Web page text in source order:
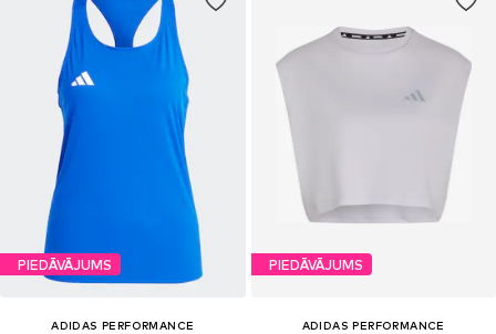
PIEDĀVĀJUMS
ADIDAS PERFORMANCE
PIEDĀVĀJUMS
ADIDAS PERFORMANCE